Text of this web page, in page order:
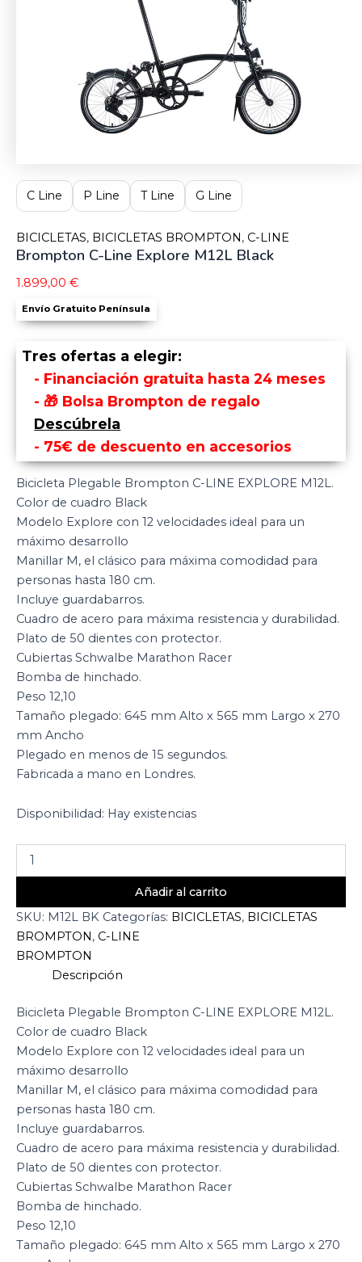
C Line P Line T Line G Line
BICICLETAS, BICICLETAS BROMPTON, C-LINE
Brompton C-Line Explore M12L Black
1.899,00 €
Envío Gratuito Península
Tres ofertas a elegir:
- Financiación gratuita hasta 24 meses
- 🎁 Bolsa Brompton de regalo
Descúbrela
- 75€ de descuento en accesorios
Bicicleta Plegable Brompton C-LINE EXPLORE M12L.
Color de cuadro Black
Modelo Explore con 12 velocidades ideal para un
máximo desarrollo
Manillar M, el clásico para máxima comodidad para
personas hasta 180 cm.
Incluye guardabarros.
Cuadro de acero para máxima resistencia y durabilidad.
Plato de 50 dientes con protector.
Cubiertas Schwalbe Marathon Racer
Bomba de hinchado.
Peso 12,10
Tamaño plegado: 645 mm Alto x 565 mm Largo x 270
mm Ancho
Plegado en menos de 15 segundos.
Fabricada a mano en Londres.
Disponibilidad: Hay existencias
Añadir al carrito
SKU: M12L BK Categorías: BICICLETAS, BICICLETAS
BROMPTON, C-LINE
BROMPTON
Descripción
Bicicleta Plegable Brompton C-LINE EXPLORE M12L.
Color de cuadro Black
Modelo Explore con 12 velocidades ideal para un
máximo desarrollo
Manillar M, el clásico para máxima comodidad para
personas hasta 180 cm.
Incluye guardabarros.
Cuadro de acero para máxima resistencia y durabilidad.
Plato de 50 dientes con protector.
Cubiertas Schwalbe Marathon Racer
Bomba de hinchado.
Peso 12,10
Tamaño plegado: 645 mm Alto x 565 mm Largo x 270